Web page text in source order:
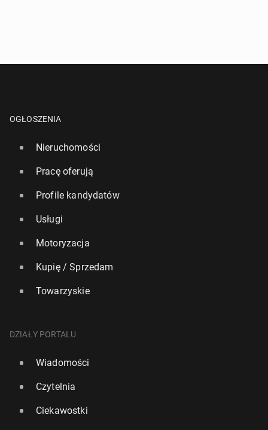
OGŁOSZENIA
Nieruchomości
Pracę oferują
Profile kandydatów
Usługi
Motoryzacja
Kupię / Sprzedam
Towarzyskie
DZIAŁY PORTALU
Wiadomości
Czytelnia
Ciekawostki